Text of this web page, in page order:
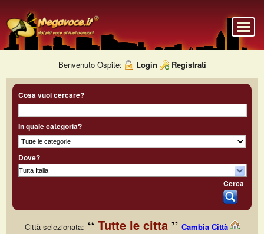
Benvenuto Ospite: Login Registrati
Cosa vuoi cercare?
In quale categoria?
Dove?
Cerca
Città selezionata: Tutte le citta Cambia Città